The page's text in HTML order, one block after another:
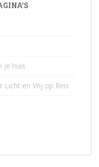
je huis
Licht en Vrij op Reis